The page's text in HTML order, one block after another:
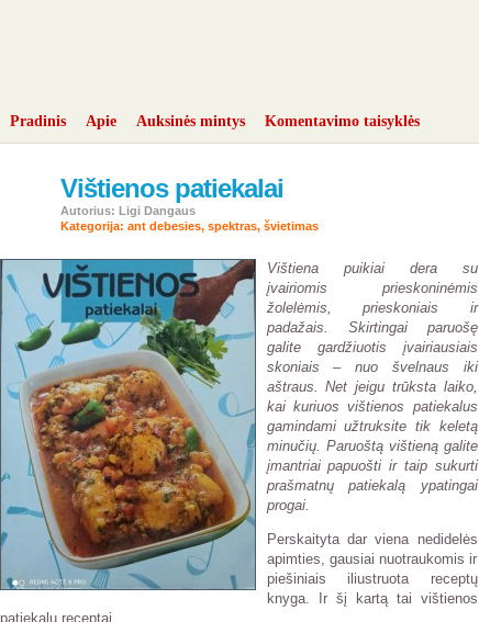
Pradinis Apie Auksinės mintys Komentavimo taisyklės
Vištienos patiekalai
Autorius: Ligi Dangaus
Kategorija: ant debesies, spektras, švietimas
Vištiena puikiai dera su
įvairiomis prieskoninėmis
žolelėmis, prieskoniais ir
padažais. Skirtingai paruošę
galite gardžiuotis įvairiausiais
skoniais – nuo švelnaus iki
aštraus. Net jeigu trūksta laiko,
kai kuriuos vištienos patiekalus
gamindami užtruksite tik keletą
minučių. Paruoštą vištieną galite
įmantriai papuošti ir taip sukurti
prašmatnų patiekalą ypatingai
progai.
Perskaityta dar viena nedidelės
apimties, gausiai nuotraukomis ir
piešiniais iliustruota receptų
knyga. Ir šį kartą tai vištienos
patiekalų receptai.